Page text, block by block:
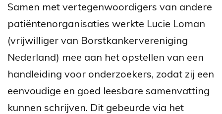
Samen met vertegenwoordigers van andere
patiëntenorganisaties werkte Lucie Loman
(vrijwilliger van Borstkankervereniging
Nederland) mee aan het opstellen van een
handleiding voor onderzoekers, zodat zij een
eenvoudige en goed leesbare samenvatting
kunnen schrijven. Dit gebeurde via het